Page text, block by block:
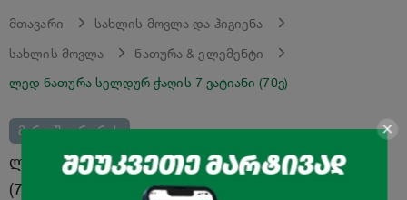
მთავარი სახლის მოვლა და ჰიგიენა
სახლის მოვლა
ნათურა & ელემენტი
ლედ ნათურა სელდურ ჭაღის 7 ვატიანი (70ვ)
მარაგში არ არის
ლედ ნათურა "სელდურ" ჭაღის 7 ვატიანი
(70ვ)